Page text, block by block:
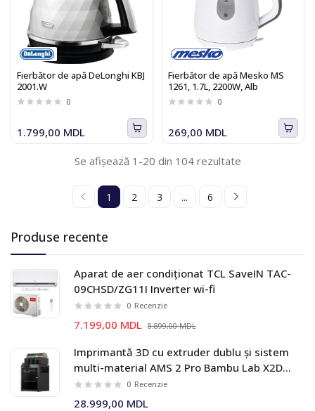
Produse recente
Aparat de aer condiționat TCL SaveIN TAC-
09CHSD/ZG11I Inverter wi-fi
0 Recenzie
7.199,00 MDL 8.899,00 MDL
Imprimantă 3D cu extruder dublu și sistem
multi-material AMS 2 Pro Bambu Lab X2D
Combo
0 Recenzie
28.999,00 MDL
Fierbător de apă DeLonghi KBJ
2001.W
0
1.799,00 MDL
Fierbător de apă Mesko MS
1261, 1.7L, 2200W, Alb
0
269,00 MDL
Se afișează 1-20 din 104 rezultate
1 2 3 ... 6